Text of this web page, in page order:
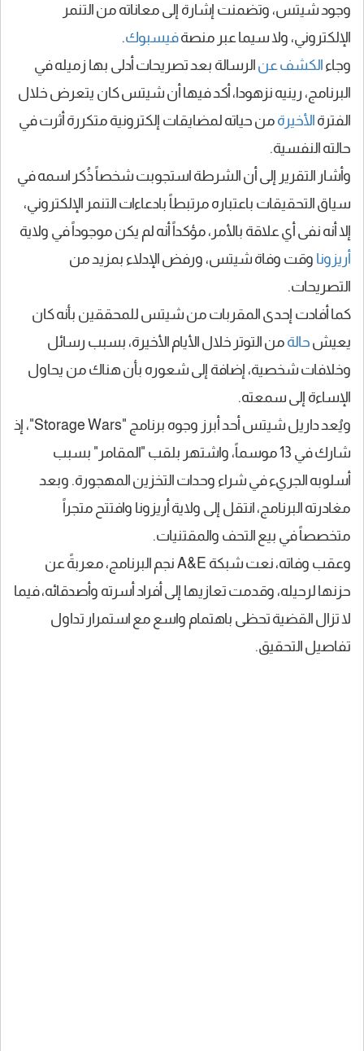
وجود شيتس، وتضمنت إشارة إلى معاناته من التنمر
الإلكتروني، ولا سيما عبر منصةفيسبوك.
وجاء الكشف عن الرسالة بعد تصريحات أدلى بها زميله في
البرنامج، رينيه نزهودا، أكد فيها أن شيتس كان يتعرض خلال
الفترة الأخيرة من حياته لمضايقات إلكترونية متكررة أثرت في
حالته النفسية.
وأشار التقرير إلى أن الشرطة استجوبت شخصاً ذُكر اسمه في
سياق التحقيقات باعتباره مرتبطاً بادعاءات التنمر الإلكتروني،
إلا أنه نفى أي علاقة بالأمر، مؤكداً أنه لم يكن موجوداً في ولاية
أريزونا وقت وفاة شيتس، ورفض الإدلاء بمزيد من
التصريحات.
كما أفادت إحدى المقربات من شيتس للمحققين بأنه كان
يعيش حالة من التوتر خلال الأيام الأخيرة، بسبب رسائل
وخلافات شخصية، إضافة إلى شعوره بأن هناك من يحاول
الإساءة إلى سمعته.
ويُعد داريل شيتس أحد أبرز وجوه برنامج "Storage Wars"، إذ
شارك في 13 موسماً، واشتهر بلقب "المقامر" بسبب
أسلوبه الجريء في شراء وحدات التخزين المهجورة. وبعد
مغادرته البرنامج، انتقل إلى ولاية أريزونا وافتتح متجراً
متخصصاً في بيع التحف والمقتنيات.
وعقب وفاته، نعت شبكة A&E نجم البرنامج، معربةً عن
حزنها لرحيله، وقدمت تعازيها إلى أفراد أسرته وأصدقائه، فيما
لا تزال القضية تحظى باهتمام واسع مع استمرار تداول
تفاصيل التحقيق.